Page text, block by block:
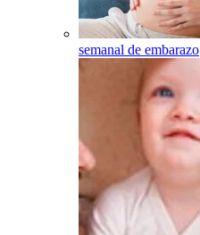
semanal de embarazo